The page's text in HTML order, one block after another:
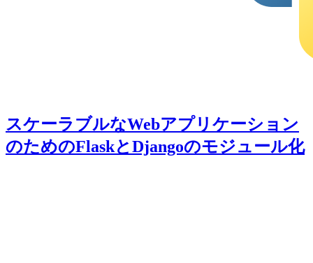
スケーラブルなWebアプリケーション
のためのFlaskとDjangoのモジュール化